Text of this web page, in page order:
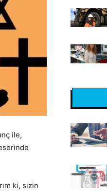
ile,
ki, sizin